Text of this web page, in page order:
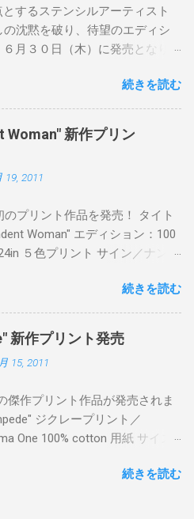
するステンシルアーティスト
の沈黙を破り、待望のエディシ
月３０日（木）に発売となり
むスタイルは今作でも健在。(
事はこちらから ) 発売日：6月30
イトル：SWEET KISS カラー：
PINK/YELLOW エディショ
イズ：800mm × 550mm 価格：
購入は、 こちら から
続きを読む
Woman" 新作プリン
19, 2011
のプリント作品を発売！ タイト
Woman" エディション：100
５色プリント サイン／ナンバ
ュバージョン（エディション：
は８月２６日に こちら から
続きを読む
新作プリント発売
15, 2011
傑作プリント作品が発売されま
ジクレープリント／
One 100% cotton 用紙 サイズ:
価格: $350 + 送料 購入は こち
続きを読む